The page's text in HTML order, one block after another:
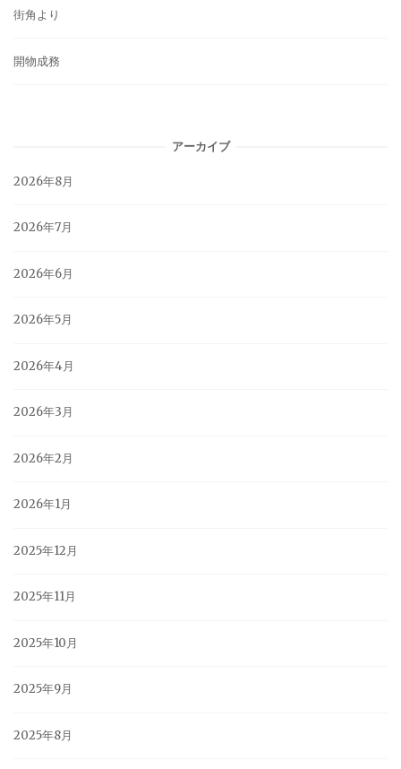
街角より
開物成務
アーカイブ
2026年8月
2026年7月
2026年6月
2026年5月
2026年4月
2026年3月
2026年2月
2026年1月
2025年12月
2025年11月
2025年10月
2025年9月
2025年8月